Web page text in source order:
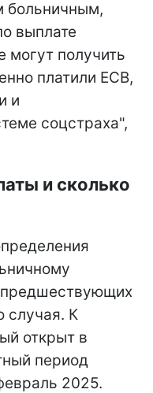
больничным,
выплате
могут получить
платили ЕСВ,
и
соцстраха",
и сколько
предшествующих
случая. К
открыт в
период
2025.